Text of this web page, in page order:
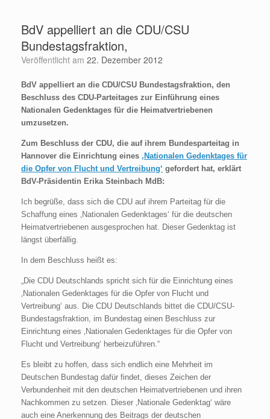
springenBdV appelliert an die CDU/CSU
Bundestagsfraktion,
Veröffentlicht am 22. Dezember 2012
BdV appelliert an die CDU/CSU Bundestagsfraktion, den
Beschluss des CDU-Parteitages zur Einführung eines
Nationalen Gedenktages für die Heimatvertriebenen
umzusetzen.
Zum Beschluss der CDU, die auf ihrem Bundesparteitag in
Hannover die Einrichtung eines ‚Nationalen Gedenktages für
die Opfer von Flucht und Vertreibung‘ gefordert hat, erklärt
BdV-Präsidentin Erika Steinbach MdB:
Ich begrüße, dass sich die CDU auf ihrem Parteitag für die
Schaffung eines ‚Nationalen Gedenktages‘ für die deutschen
Heimatvertriebenen ausgesprochen hat. Dieser Gedenktag ist
längst überfällig.
In dem Beschluss heißt es:
„Die CDU Deutschlands spricht sich für die Einrichtung eines
‚Nationalen Gedenktages für die Opfer von Flucht und
Vertreibung‘ aus. Die CDU Deutschlands bittet die CDU/CSU-
Bundestagsfraktion, im Bundestag einen Beschluss zur
Einrichtung eines ‚Nationalen Gedenktages für die Opfer von
Flucht und Vertreibung‘ herbeizuführen.“
Es bleibt zu hoffen, dass sich endlich eine Mehrheit im
Deutschen Bundestag dafür findet, dieses Zeichen der
Verbundenheit mit den deutschen Heimatvertriebenen und ihren
Nachkommen zu setzen. Dieser ‚Nationale Gedenktag‘ wäre
auch eine Anerkennung des Beitrags der deutschen